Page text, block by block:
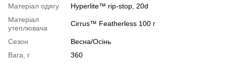
Матеріал одягу
Hyperlite™ rip-stop, 20d
Матеріал
утеплювача
Cirrus™ Featherless 100 г
Сезон
Весна/Осінь
Вага, г
360